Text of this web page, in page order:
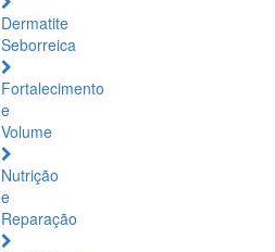
Dermatite
Seborreica
Fortalecimento
e
Volume
Nutrição
e
Reparação